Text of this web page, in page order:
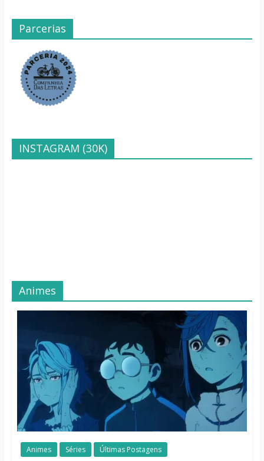
Parcerias
INSTAGRAM (30K)
Animes
Animes Séries Últimas Postagens